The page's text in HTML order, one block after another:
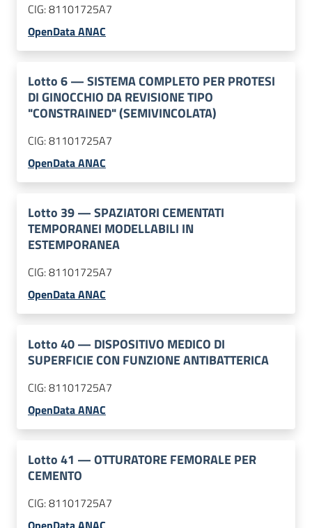
CIG:81101725A7
OpenData ANAC
Lotto6—SISTEMA COMPLETO PER PROTESI
DI GINOCCHIO DA REVISIONE TIPO
"CONSTRAINED" (SEMIVINCOLATA)
CIG:81101725A7
OpenData ANAC
Lotto 39—SPAZIATORI CEMENTATI
TEMPORANEI MODELLABILI IN
ESTEMPORANEA
CIG:81101725A7
OpenData ANAC
Lotto40— DISPOSITIVO MEDICO DI
SUPERFICIE CON FUNZIONE ANTIBATTERICA
CIG:81101725A7
OpenData ANAC
Lotto41 —OTTURATORE FEMORALE PER
CEMENTO
CIG:81101725A7